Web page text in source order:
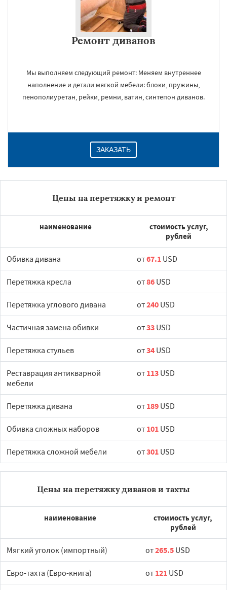
Ремонт диванов
Мы выполняем следующий ремонт: Меняем внутреннее
наполнение и детали мягкой мебели: блоки, пружины,
пенополиуретан, рейки, ремни, ватин, синтепон диванов.
ЗАКАЗАТЬ
Цены на перетяжку и ремонт
наименование
стоимость услуг,
рублей
Обивка дивана от67.1 USD
Перетяжка кресла от86 USD
Перетяжка углового дивана от240 USD
Частичная замена обивки от33 USD
Перетяжка стульев от34 USD
Реставрация антикварной
мебели
от 113 USD
Перетяжка дивана от 189 USD
Обивка сложных наборов от 101 USD
Перетяжка сложной мебели от301 USD
Цены на перетяжку диванов и тахты
наименование
стоимость услуг,
рублей
Мягкий уголок (импортный) от265.5 USD
Евро-тахта (Евро-книга) от 121 USD